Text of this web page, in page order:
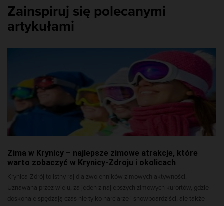
Zainspiruj się polecanymi
artykułami
Zima w Krynicy – najlepsze zimowe atrakcje, które
warto zobaczyć w Krynicy-Zdroju i okolicach
Krynica-Zdrój to istny raj dla zwolenników zimowych aktywności.
Uznawana przez wielu, za jeden z najlepszych zimowych kurortów, gdzie
doskonale spędzają czas nie tylko narciarze i snowboardziści, ale także